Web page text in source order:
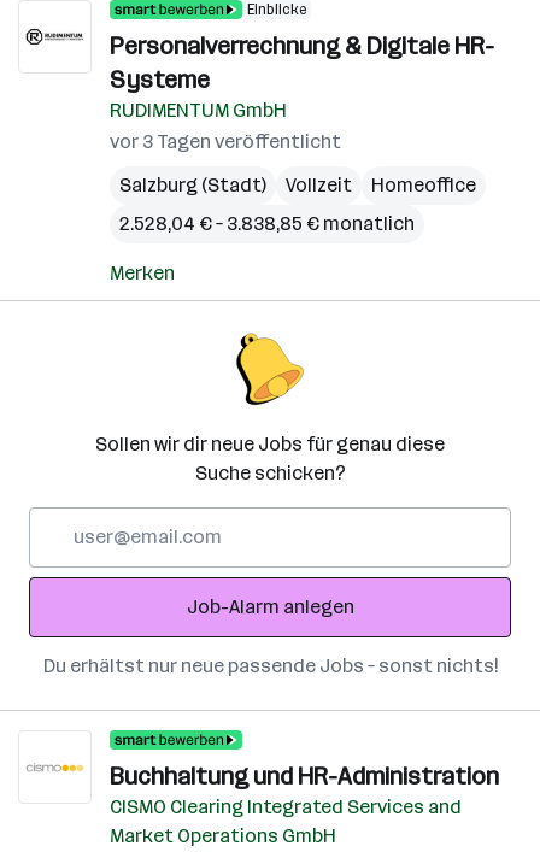
Einblicke
Personalverrechnung & Digitale HR-
Systeme
RUDIMENTUM GmbH
vor 3 Tagen veröffentlicht
Salzburg (Stadt)
Vollzeit
Homeoffice
2.528,04 € – 3.838,85 € monatlich
Merken
Sollen wir dir neue Jobs für genau diese
Suche schicken?
Adresse
Job-Alarm anlegen
Du erhältst nur neue passende Jobs – sonst nichts!
Buchhaltung und HR-Administration
CISMO Clearing Integrated Services and
Market Operations GmbH